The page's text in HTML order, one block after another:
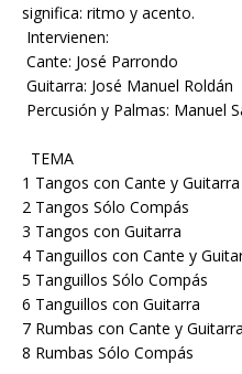
significa: ritmo y acento.
Intervienen:
Cante: José Parrondo
Guitarra: José Manuel Roldán
Percusión y Palmas: Manuel
TEMA
1 Tangos con Cante y Guitarra
2 Tangos Sólo Compás
3 Tangos con Guitarra
4 Tanguillos con Cante y
5 Tanguillos Sólo Compás
6 Tanguillos con Guitarra
7 Rumbas con Cante y Guitarra
8 Rumbas Sólo Compás